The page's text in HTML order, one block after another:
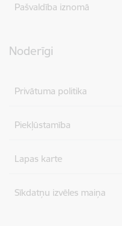
Pašvaldība iznomā
Noderīgi
Privātuma politika
Piekļūstamība
Lapas karte
Sīkdatņu izvēles maiņa